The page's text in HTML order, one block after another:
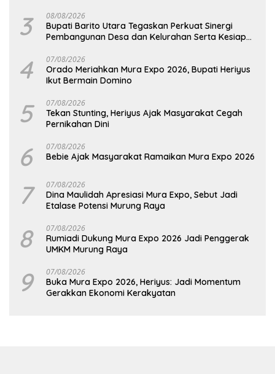
3 08/08/2026
Bupati Barito Utara Tegaskan Perkuat Sinergi
Pembangunan Desa dan Kelurahan Serta Kesiapan
4 07/08/2026
Orado Meriahkan Mura Expo 2026, Bupati Heriyus
Ikut Bermain Domino
5 07/08/2026
Tekan Stunting, Heriyus Ajak Masyarakat Cegah
Pernikahan Dini
6 07/08/2026
Bebie Ajak Masyarakat Ramaikan Mura Expo 2026
7 07/08/2026
Dina Maulidah Apresiasi Mura Expo, Sebut Jadi
Etalase Potensi Murung Raya
8 07/08/2026
Rumiadi Dukung Mura Expo 2026 Jadi Penggerak
UMKM Murung Raya
9 07/08/2026
Buka Mura Expo 2026, Heriyus: Jadi Momentum
Gerakkan Ekonomi Kerakyatan